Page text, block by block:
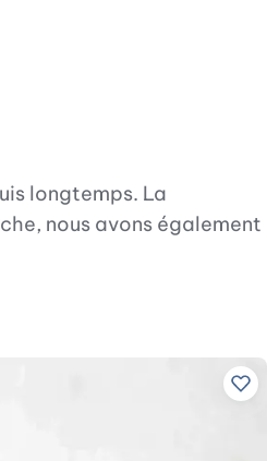
longtemps. La
nous avons également